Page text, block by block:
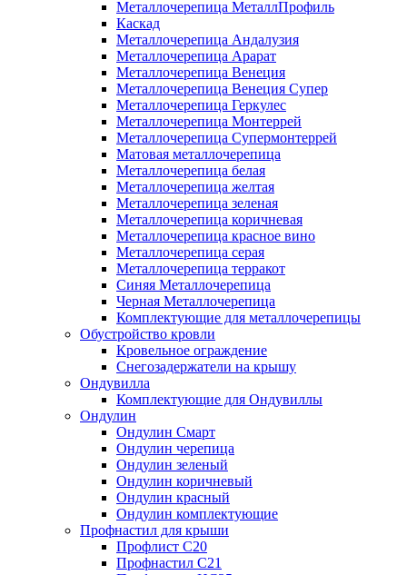
Металлочерепица МеталлПрофиль
Каскад
Металлочерепица Андалузия
Металлочерепица Арарат
Металлочерепица Венеция
Металлочерепица Венеция Супер
Металлочерепица Геркулес
Металлочерепица Монтеррей
Металлочерепица Супермонтеррей
Матовая металлочерепица
Металлочерепица белая
Металлочерепица желтая
Металлочерепица зеленая
Металлочерепица коричневая
Металлочерепица красное вино
Металлочерепица серая
Металлочерепица терракот
Синяя Металлочерепица
Черная Металлочерепица
Комплектующие для металлочерепицы
Обустройство кровли
Кровельное ограждение
Снегозадержатели на крышу
Ондувилла
Комплектующие для Ондувиллы
Ондулин
Ондулин Смарт
Ондулин черепица
Ондулин зеленый
Ондулин коричневый
Ондулин красный
Ондулин комплектующие
Профнастил для крыши
Профлист С20
Профнастил С21